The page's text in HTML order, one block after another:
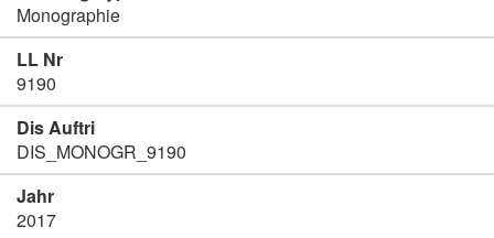
Monographie
LL Nr
9190
Dis Auftri
DIS_MONOGR_9190
Jahr
2017